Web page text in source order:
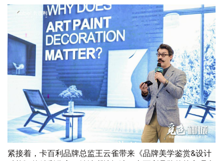
紧接着，卡百利品牌总监王云雀带来《品牌美学鉴赏&设计